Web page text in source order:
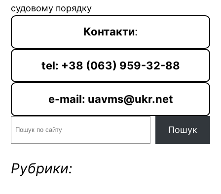
судовому порядку
Контакти:
tel: +38 (063) 959-32-88
e-mail: uavms@ukr.net
Пошук
Рубрики: